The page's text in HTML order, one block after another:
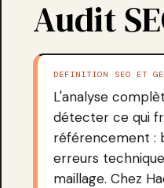
Audit
DEFINITION SEO ET
L'analyse
détecter ce qui
référencement :
erreurs
maillage. Chez